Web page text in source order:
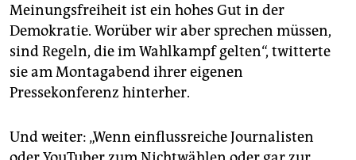
Meinungsfreiheit ist ein hohes Gut in der
Demokratie. Worüber wir aber sprechen müssen,
sind Regeln, die im Wahlkampf gelten“, twitterte
sie am Montagabend ihrer eigenen
Pressekonferenz hinterher.
Und weiter: „Wenn einflussreiche Journalisten